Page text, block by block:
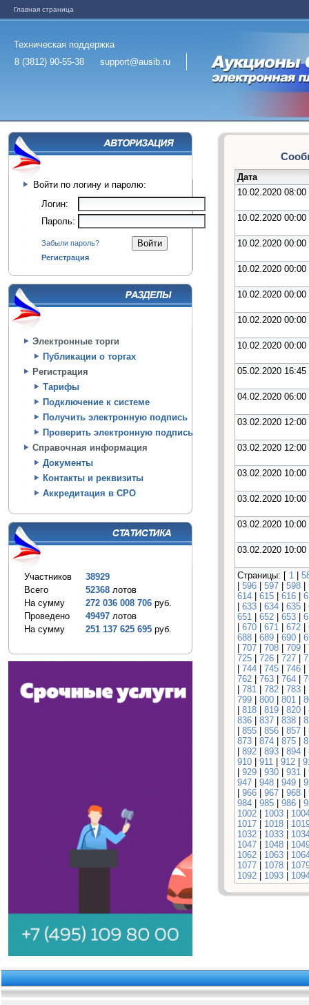
Главная страница
Техническая поддержка
8 (3812) 90-55-38
support@ausib.ru
Войти по логину и паролю:
Логин:
Пароль:
Забыли пароль?
Регистрация
Электронные торги
Публикации о торгах
Регистрация
Тарифы
Подключение к системе
Получить электронную подпись
Проверить электронную подпись
Справочная информация
Документы
Контакты и реквизиты
Аккредитация в СРО
Участников
38929
Всего
52368 лотов
На сумму
272 036 008 706 руб.
Проведено
49497 лотов
На сумму
251 137 625 695 руб.
Дата
10.02.2020 08:00
10.02.2020 00:00
10.02.2020 00:00
10.02.2020 00:00
10.02.2020 00:00
10.02.2020 00:00
10.02.2020 00:00
05.02.2020 16:45
04.02.2020 06:00
03.02.2020 12:00
03.02.2020 12:00
03.02.2020 10:00
03.02.2020 10:00
03.02.2020 10:00
03.02.2020 10:00
Страницы: [ 1 |
| 596 | 597 | 598 |
614 | 615 | 616 |
| 633 | 634 | 635 |
651 | 652 | 653 |
| 670 | 671 | 672 |
688 | 689 | 690 |
| 707 | 708 | 709 |
725 | 726 | 727 |
| 744 | 745 | 746 |
762 | 763 | 764 |
| 781 | 782 | 783 |
799 | 800 | 801 |
| 818 | 819 | 820 |
836 | 837 | 838 |
| 855 | 856 | 857 |
873 | 874 | 875 |
| 892 | 893 | 894 |
910 | 911 | 912 |
| 929 | 930 | 931 |
947 | 948 | 949 |
| 966 | 967 | 968 |
984 | 985 | 986 |
1002 | 1003 |
1017 | 1018 |
1032 | 1033 |
1047 | 1048 |
1062 | 1063 |
1077 | 1078 |
1092 | 1093 |